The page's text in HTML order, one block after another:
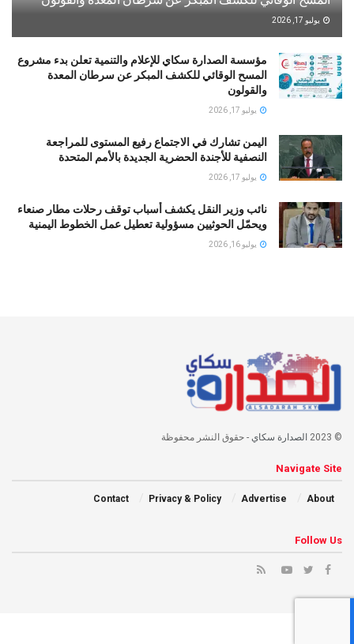
يوليو 17, 2026
مؤسسة الصدارة سكاي للإعلام والتنمية تعلن بدء مشروع
المسح الوقائي للكشف المبكر عن سرطان المعدة
والقولون
يوليو 17, 2026
اليمن تشارك في الاجتماع رفيع المستوى للمراجعة
النصفية للأجندة الحضرية الجديدة بالأمم المتحدة
يوليو 17, 2026
نائب وزير النقل يكشف أسباب توقف رحلات مطار صنعاء
ويحمّل الحوثيين مسؤولية تعطيل عمل الخطوط اليمنية
يوليو 16, 2026
© 2023 الصدارة سكاي- حقوق النشر محفوظة
Navigate Site
About
Advertise
Privacy & Policy
Contact
Follow Us